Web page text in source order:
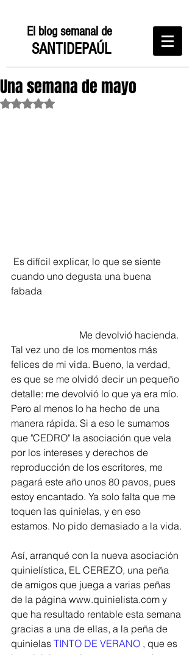
El blog semanal de
SANTIDEPAÚL
Una semana de mayo
Obtuvo NaN de 5 estrellas.
cuando uno degusta una buena
fabada
Tal vez uno de los momentos más
felices de mi vida. Bueno, la verdad,
es que se me olvidó decir un pequeño
detalle: me devolvió lo que ya era mío.
Pero al menos lo ha hecho de una
manera rápida. Si a eso le sumamos
que "CEDRO" la asociación que vela
por los intereses y derechos de
reproducción de los escritores, me
pagará este año unos 80 pavos, pues
estoy encantado. Ya solo falta que me
toquen las quinielas, y en eso
estamos. No pido demasiado a la vida.
Así, arranqué con la nueva asociación
quinielística, EL CEREZO, una peña
de amigos que juega a varias peñas
de la página www.quinielista.com y
que ha resultado rentable esta semana
gracias a una de ellas, a la peña de
quinielas TINTO DE VERANO , que es